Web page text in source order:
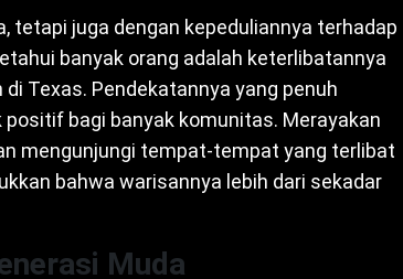
tetapi juga dengan kepeduliannya terhadap
banyak orang adalah keterlibatannya
Texas. Pendekatannya yang penuh
bagi banyak komunitas. Merayakan
mengunjungi tempat-tempat yang terlibat
bahwa warisannya lebih dari sekadar
Muda